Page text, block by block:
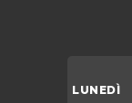
LUNEDÌ